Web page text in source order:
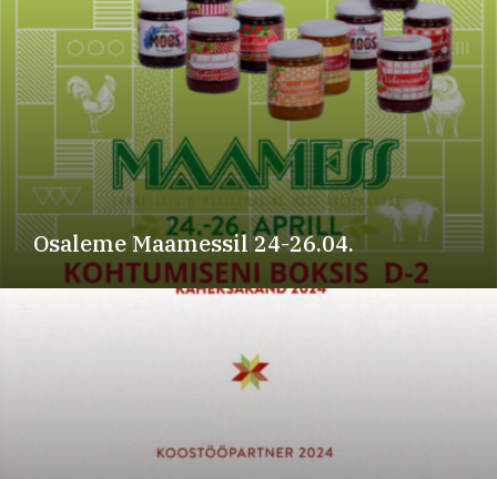
Osaleme Maamessil 24-26.04.